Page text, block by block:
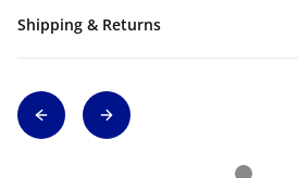
Shipping & Returns